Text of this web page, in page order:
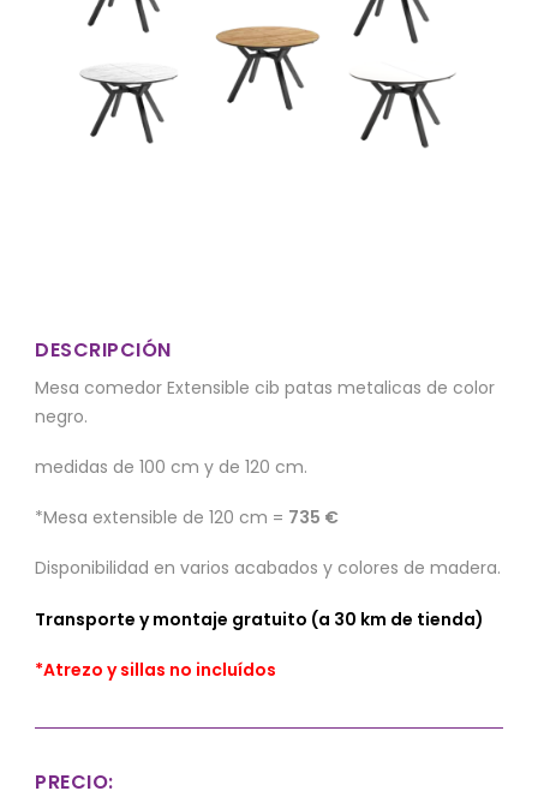
DESCRIPCIÓN
Mesa comedor Extensible cib patas metalicas de color
negro.
medidas de 100 cm y de 120 cm.
*Mesa extensible de 120 cm = 735 €
Disponibilidad en varios acabados y colores de madera.
Transporte y montaje gratuito (a 30 km de tienda)
*Atrezo y sillas no incluídos
PRECIO: